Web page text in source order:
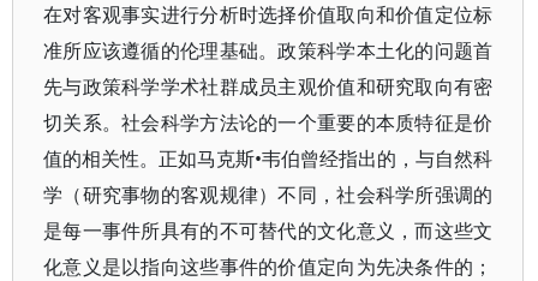
在对客观事实进行分析时选择价值取向和价值定位标
准所应该遵循的伦理基础。政策科学本土化的问题首
先与政策科学学术社群成员主观价值和研究取向有密
切关系。社会科学方法论的一个重要的本质特征是价
值的相关性。正如马克斯•韦伯曾经指出的，与自然科
学（研究事物的客观规律）不同，社会科学所强调的
是每一事件所具有的不可替代的文化意义，而这些文
化意义是以指向这些事件的价值定向为先决条件的；